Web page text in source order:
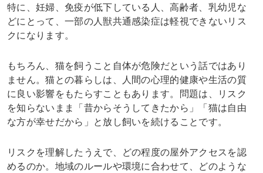
特に、妊婦、免疫が低下している人、高齢者、乳幼児な
どにとって、一部の人獣共通感染症は軽視できないリス
クになります。
もちろん、猫を飼うこと自体が危険だという話ではあり
ません。猫との暮らしは、人間の心理的健康や生活の質
に良い影響をもたらすこともあります。問題は、リスク
を知らないまま「昔からそうしてきたから」「猫は自由
な方が幸せだから」と放し飼いを続けることです。
リスクを理解したうえで、どの程度の屋外アクセスを認
めるのか。地域のルールや環境に合わせて、どのような